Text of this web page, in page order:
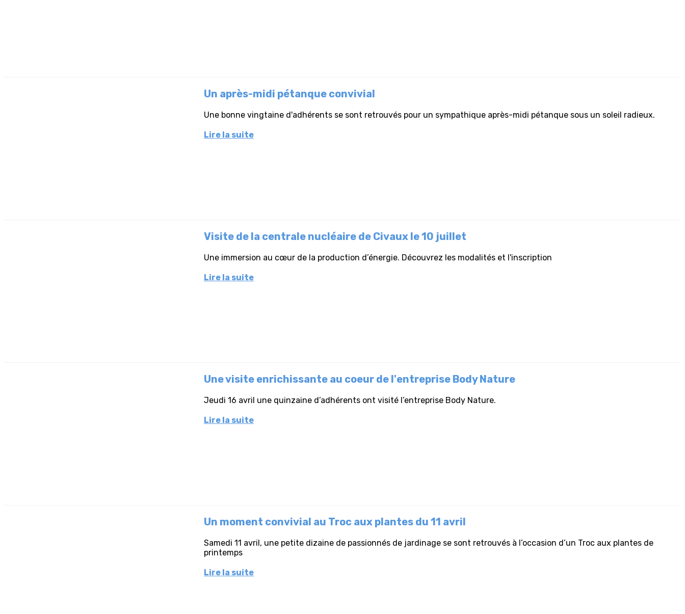
Un après-midi pétanque convivial
Une bonne vingtaine d'adhérents se sont retrouvés pour un sympathique après-midi pétanque sous un soleil radieux.
Lire la suite
Visite de la centrale nucléaire de Civaux le 10 juillet
Une immersion au cœur de la production d’énergie. Découvrez les modalités et l'inscription
Lire la suite
Une visite enrichissante au coeur de l'entreprise Body Nature
Jeudi 16 avril une quinzaine d’adhérents ont visité l’entreprise Body Nature.
Lire la suite
Un moment convivial au Troc aux plantes du 11 avril
Samedi 11 avril, une petite dizaine de passionnés de jardinage se sont retrouvés à l’occasion d’un Troc aux plantes de
printemps
Lire la suite